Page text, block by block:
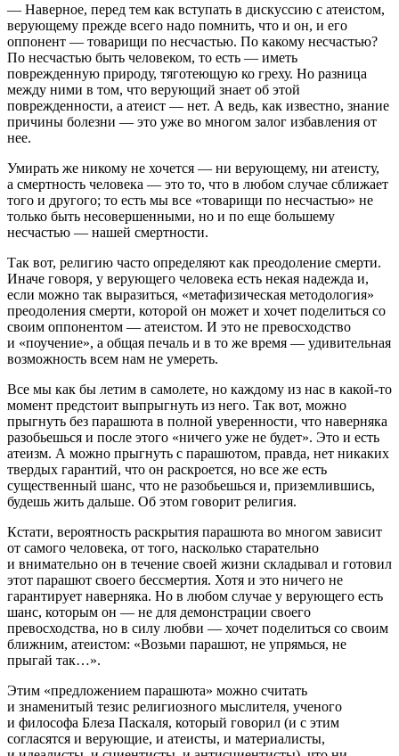
— Наверное, перед тем как вступать в дискуссию с атеистом,
верующему прежде всего надо помнить, что и он, и его
оппонент — товарищи по несчастью. По какому несчастью?
По несчастью быть человеком, то есть — иметь
поврежденную природу, тяготеющую ко греху. Но разница
между ними в том, что верующий знает об этой
поврежденности, а атеист — нет. А ведь, как известно, знание
причины болезни — это уже во многом залог избавления от
нее.
Умирать же никому не хочется — ни верующему, ни атеисту,
а смертность человека — это то, что в любом случае сближает
того и другого; то есть мы все «товарищи по несчастью» не
только быть несовершенными, но и по еще большему
несчастью — нашей смертности.
Так вот, религию часто определяют как преодоление смерти.
Иначе говоря, у верующего человека есть некая надежда и,
если можно так выразиться, «метафизическая методология»
преодоления смерти, которой он может и хочет поделиться со
своим оппонентом — атеистом. И это не превосходство
и «поучение», а общая печаль и в то же время — удивительная
возможность всем нам не умереть.
Все мы как бы летим в самолете, но каждому из нас в какой-то
момент предстоит выпрыгнуть из него. Так вот, можно
прыгнуть без парашюта в полной уверенности, что наверняка
разобьешься и после этого «ничего уже не будет». Это и есть
атеизм. А можно прыгнуть с парашютом, правда, нет никаких
твердых гарантий, что он раскроется, но все же есть
существенный шанс, что не разобьешься и, приземлившись,
будешь жить дальше. Об этом говорит религия.
Кстати, вероятность раскрытия парашюта во многом зависит
от самого человека, от того, насколько старательно
и внимательно он в течение своей жизни складывал и готовил
этот парашют своего бессмертия. Хотя и это ничего не
гарантирует наверняка. Но в любом случае у верующего есть
шанс, которым он — не для демонстрации своего
превосходства, но в силу любви — хочет поделиться со своим
ближним, атеистом: «Возьми парашют, не упрямься, не
прыгай так…».
Этим «предложением парашюта» можно считать
и знаменитый тезис религиозного мыслителя, ученого
и философа Блеза Паскаля, который говорил (и с этим
согласятся и верующие, и атеисты, и материалисты,